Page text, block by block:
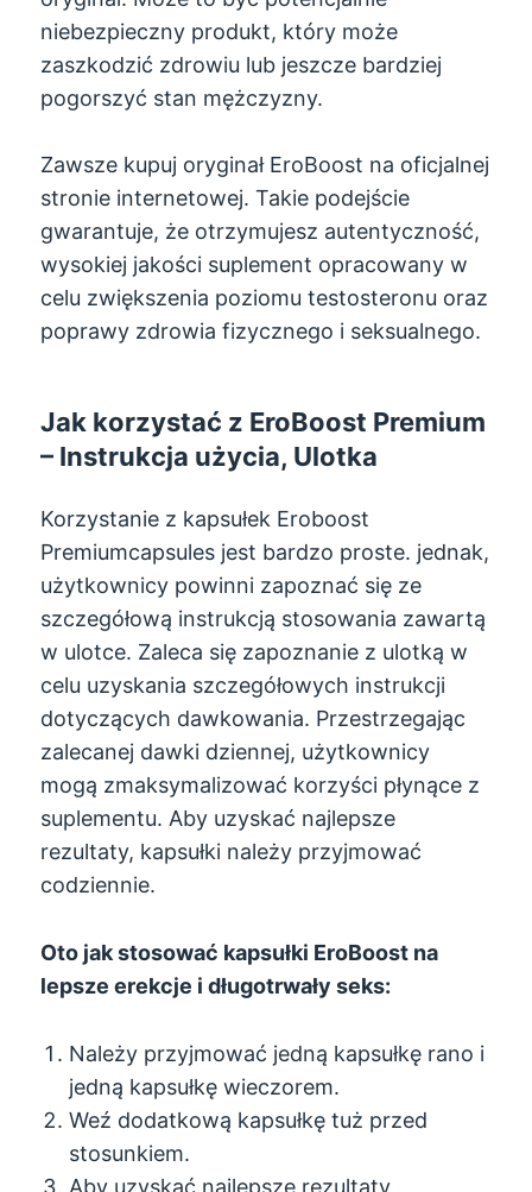
niebezpieczny produkt, który może
zaszkodzić zdrowiu lub jeszcze bardziej
pogorszyć stan mężczyzny.
Zawsze kupuj oryginał EroBoost na oficjalnej
stronie internetowej. Takie podejście
gwarantuje, że otrzymujesz autentyczność,
wysokiej jakości suplement opracowany w
celu zwiększenia poziomu testosteronu oraz
poprawy zdrowia fizycznego i seksualnego.
Jak korzystać z EroBoost Premium
– Instrukcja użycia, Ulotka
Korzystanie z kapsułek Eroboost
Premiumcapsules jest bardzo proste. jednak,
użytkownicy powinni zapoznać się ze
szczegółową instrukcją stosowania zawartą
w ulotce. Zaleca się zapoznanie z ulotką w
celu uzyskania szczegółowych instrukcji
dotyczących dawkowania. Przestrzegając
zalecanej dawki dziennej, użytkownicy
mogą zmaksymalizować korzyści płynące z
suplementu. Aby uzyskać najlepsze
rezultaty, kapsułki należy przyjmować
codziennie.
Oto jak stosować kapsułki EroBoost na
lepsze erekcje i długotrwały seks:
Należy przyjmować jedną kapsułkę rano i
jedną kapsułkę wieczorem.
Weź dodatkową kapsułkę tuż przed
stosunkiem.
Aby uzyskać najlepsze rezultaty,